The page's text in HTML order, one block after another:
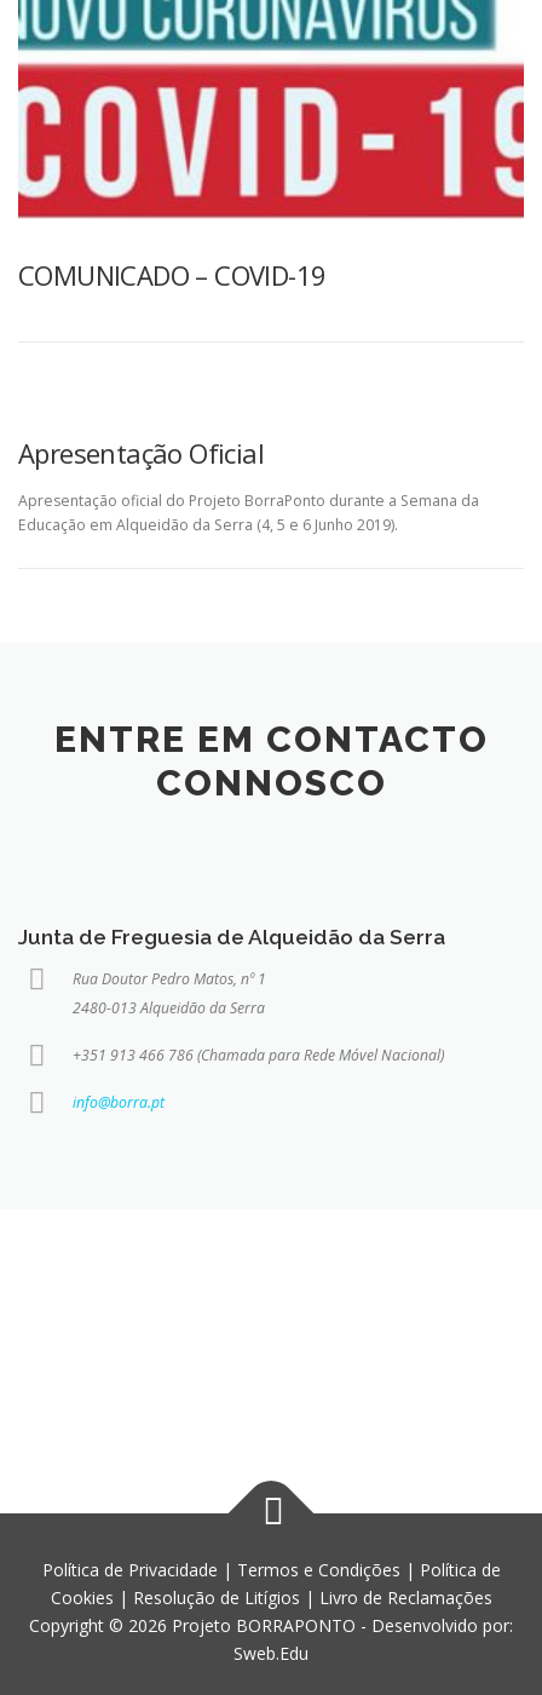
COMUNICADO – COVID-19
Apresentação Oficial
Apresentação oficial do Projeto BorraPonto durante a Semana da
Educação em Alqueidão da Serra (4, 5 e 6 Junho 2019).
ENTRE EM CONTACTO
CONNOSCO
Junta de Freguesia de Alqueidão da Serra
Rua Doutor Pedro Matos, nº 1
2480-013 Alqueidão da Serra
+351 913 466 786 (Chamada para Rede Móvel Nacional)
info@borra.pt
Política de Privacidade | Termos e Condições | Política de
Cookies | Resolução de Litígios | Livro de Reclamações
Copyright © 2026 Projeto BORRAPONTO - Desenvolvido por:
Sweb.Edu